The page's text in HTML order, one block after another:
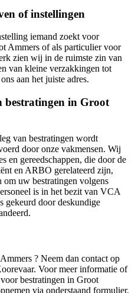
of instellingen
iemand zoekt voor
Ammers of als particulier voor
zien wij in de ruimste zin van
van kleine verzakkingen tot
aan het juiste adres.
bestratingen in Groot
van bestratingen wordt
door onze vakmensen. Wij
en gereedschappen, die door de
en ARBO gerelateerd zijn,
uw bestratingen volgens
is in het bezit van VCA
gekeurd door deskundige
? Neem dan contact op
Voor meer informatie of
bestratingen in Groot
via onderstaand formulier.